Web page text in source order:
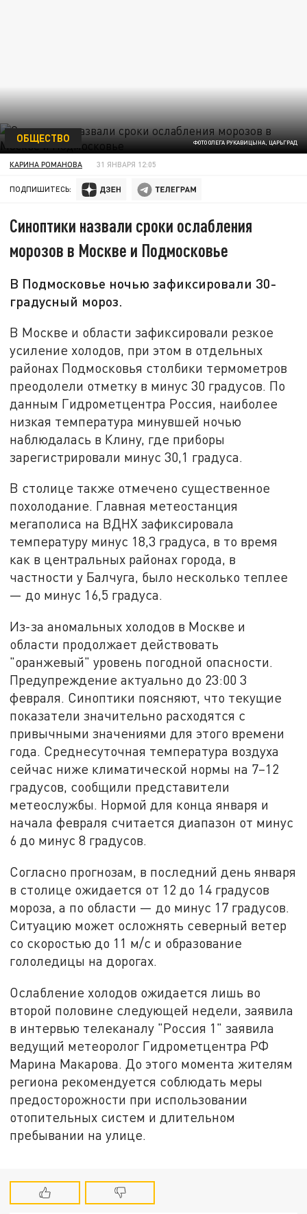
ФОТО ОЛЕГА РУКАВИЦЫНА, ЦАРЬГРАД
ОБЩЕСТВО
КАРИНА РОМАНОВА 31 ЯНВАРЯ 12:05
ПОДПИШИТЕСЬ:
Синоптики назвали сроки ослабления
морозов в Москве и Подмосковье
В Подмосковье ночью зафиксировали 30-
градусный мороз.
В Москве и области зафиксировали резкое
усиление холодов, при этом в отдельных
районах Подмосковья столбики термометров
преодолели отметку в минус 30 градусов. По
данным Гидрометцентра Россия, наиболее
низкая температура минувшей ночью
наблюдалась в Клину, где приборы
зарегистрировали минус 30,1 градуса.
В столице также отмечено существенное
похолодание. Главная метеостанция
мегаполиса на ВДНХ зафиксировала
температуру минус 18,3 градуса, в то время
как в центральных районах города, в
частности у Балчуга, было несколько теплее
— до минус 16,5 градуса.
Из-за аномальных холодов в Москве и
области продолжает действовать
"оранжевый" уровень погодной опасности.
Предупреждение актуально до 23:00 3
февраля. Синоптики поясняют, что текущие
показатели значительно расходятся с
привычными значениями для этого времени
года. Среднесуточная температура воздуха
сейчас ниже климатической нормы на 7–12
градусов, сообщили представители
метеослужбы. Нормой для конца января и
начала февраля считается диапазон от минус
6 до минус 8 градусов.
Согласно прогнозам, в последний день января
в столице ожидается от 12 до 14 градусов
мороза, а по области — до минус 17 градусов.
Ситуацию может осложнять северный ветер
со скоростью до 11 м/с и образование
гололедицы на дорогах.
Ослабление холодов ожидается лишь во
второй половине следующей недели, заявила
в интервью телеканалу "Россия 1" заявила
ведущий метеоролог Гидрометцентра РФ
Марина Макарова. До этого момента жителям
региона рекомендуется соблюдать меры
предосторожности при использовании
отопительных систем и длительном
пребывании на улице.